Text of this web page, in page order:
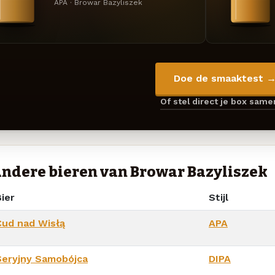
APA · Browar Bazyliszek
Doe de smaaktest →
Of stel direct je box
bieren van Browar Bazyliszek
Stijl
nad Wisłą APA
Samobójca DIPA